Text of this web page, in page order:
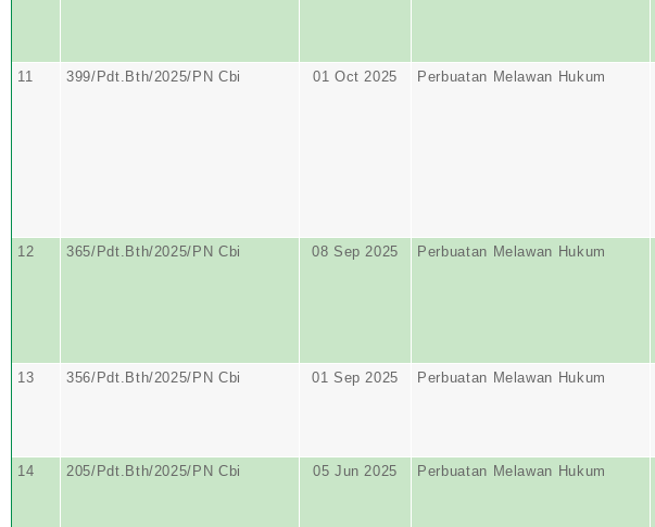
11 399/Pdt.Bth/2025/PN Cbi 01 Oct 2025 Perbuatan Melawan Hukum
12 365/Pdt.Bth/2025/PN Cbi 08 Sep 2025 Perbuatan Melawan Hukum
13 356/Pdt.Bth/2025/PN Cbi 01 Sep 2025 Perbuatan Melawan Hukum
14 205/Pdt.Bth/2025/PN Cbi 05 Jun 2025 Perbuatan Melawan Hukum